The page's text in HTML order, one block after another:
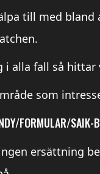
till med
i alla fall så
som
FORMULAR/SAIK-
ersättning